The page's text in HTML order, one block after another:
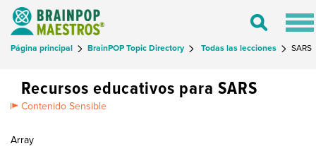
Toggle
Página principal BrainPOP Topic Directory Todas las lecciones SARS
Recursos educativos para SARS
Contenido Sensible
Array